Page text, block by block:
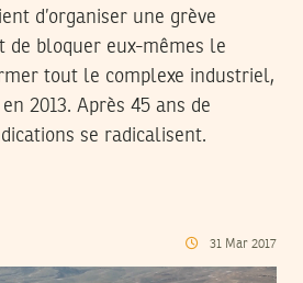
d’organiser une grève
de bloquer eux-mêmes le
tout le complexe industriel,
2013. Après 45 ans de
se radicalisent.
31 Mar 2017